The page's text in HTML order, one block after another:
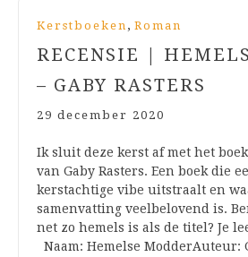
Kerstboeken , Roman
RECENSIE |
– GABY RASTERS
29 december 2020
Ik sluit deze kerst af met het
van Gaby Rasters. Een boek die
kerstachtige vibe uitstraalt en
samenvatting veelbelovend is.
net zo hemels is als de titel? Je
Naam: Hemelse ModderAuteur: